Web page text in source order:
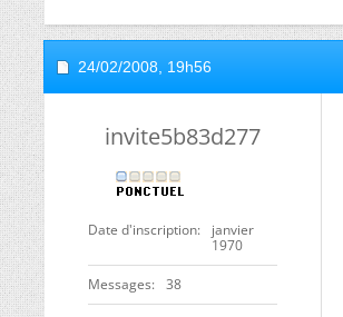
24/02/2008, 19h56
invite5b83d277
Date d'inscription
janvier
1970
Messages 38